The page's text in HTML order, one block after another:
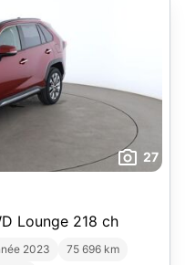
27
Lounge 218 ch
2023
75 696 km